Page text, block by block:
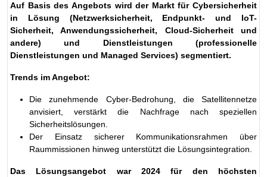
Auf Basis des Angebots wird der Markt für Cybersicherheit
in Lösung (Netzwerksicherheit, Endpunkt- und IoT-
Sicherheit, Anwendungssicherheit, Cloud-Sicherheit und
andere) und Dienstleistungen (professionelle
Dienstleistungen und Managed Services) segmentiert.
Trends im Angebot:
Die zunehmende Cyber-Bedrohung, die Satellitennetze
anvisiert, verstärkt die Nachfrage nach speziellen
Sicherheitslösungen.
Der Einsatz sicherer Kommunikationsrahmen über
Raummissionen hinweg unterstützt die Lösungsintegration.
Das Lösungsangebot war 2024 für den höchsten